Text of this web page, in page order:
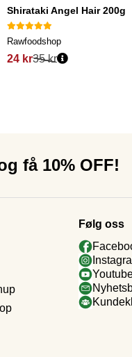
Shirataki Angel Hair 200g
Rawfoodshop
24 kr35 kr
få 10% OFF!
Følg oss